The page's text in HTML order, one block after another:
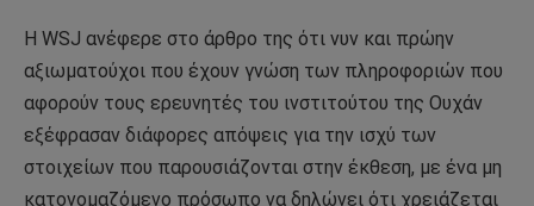
Η WSJ ανέφερε στο άρθρο της ότι νυν και πρώην
αξιωματούχοι που έχουν γνώση των πληροφοριών που
αφορούν τους ερευνητές του ινστιτούτου της Ουχάν
εξέφρασαν διάφορες απόψεις για την ισχύ των
στοιχείων που παρουσιάζονται στην έκθεση, με ένα μη
κατονομαζόμενο πρόσωπο να δηλώνει ότι χρειάζεται